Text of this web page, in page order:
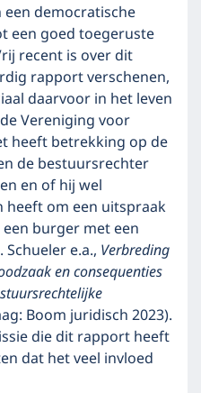
democratische
een goed toegeruste
recent is over dit
rapport verschenen,
daarvoor in het leven
Vereniging voor
heeft betrekking op de
de bestuursrechter
en of hij wel
heeft om een uitspraak
burger met een
e.a., Verbreding
en consequenties
Boom juridisch 2023).
die dit rapport heeft
dat het veel invloed